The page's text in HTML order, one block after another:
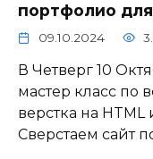
портфолио
09.10.2024
В Четверг 10
мастер класс по
верстка на HTML
Сверстаем сайт